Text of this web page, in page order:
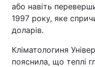
або навіть
1997 року, яке
доларів.
Кліматологиня
пояснила, що теплі